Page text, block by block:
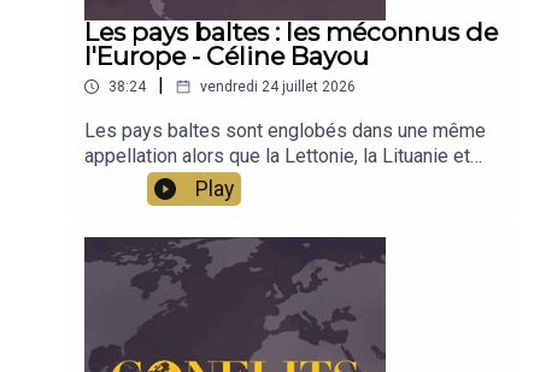
Les pays baltes : les méconnus de
l'Europe - Céline Bayou
38:24 vendredi 24 juillet 2026
Les pays baltes sont englobés dans une même
appellation alors que la Lettonie, la Lituanie et
l'Estonie sont des pays très différents, par la
langue, la culture, la religion. Indépendants depuis
1991, ces pays développent leurs singularités
sur les rives de la Baltique, à proximité du grand
voisin russe et dans le giron de l'Europe. Une
émission pour les découvrir et les appréhender
avec Céline Bayou. Émission présentée par Jean-
Baptiste Noé
Play